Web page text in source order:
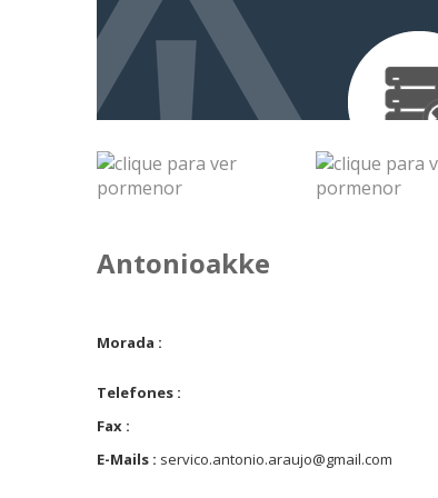
Antonioakke
Morada :
Telefones :
Fax :
E-Mails : servico.antonio.araujo@gmail.com